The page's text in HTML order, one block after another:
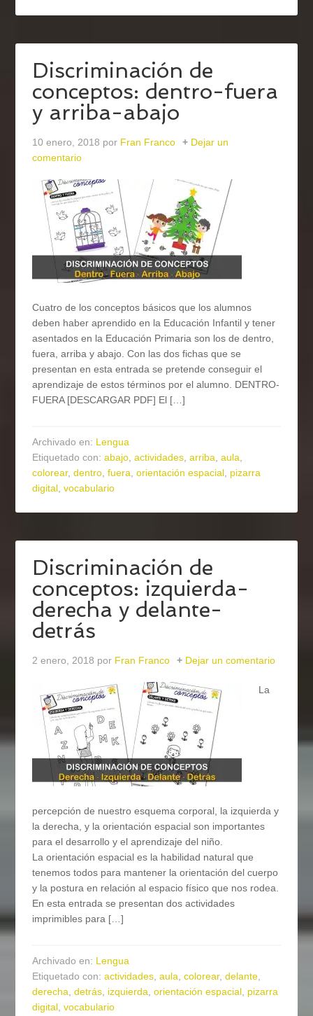
Discriminación de
conceptos: dentro-fuera
y arriba-abajo
10 enero, 2018 por Fran Franco
Dejar un
comentario
Cuatro de los conceptos básicos que los alumnos
deben haber aprendido en la Educación Infantil y tener
asentados en la Educación Primaria son los de dentro,
fuera, arriba y abajo. Con las dos fichas que se
presentan en esta entrada se pretende conseguir el
aprendizaje de estos términos por el alumno. DENTRO-
FUERA [DESCARGAR PDF] El […]
Archivado en: Lengua
Etiquetado con:abajo,actividades,arriba,aula,
colorear,dentro,fuera,orientación espacial, pizarra
digital,vocabulario
Discriminación de
conceptos: izquierda-
derecha y delante-
detrás
2 enero, 2018 por Fran Franco Dejar un comentario
La
percepción de nuestro esquema corporal, la izquierda y
la derecha, y la orientación espacial son importantes
para el desarrollo y el aprendizaje del niño.
La orientación espacial es la habilidad natural que
tenemos todos para mantener la orientación del cuerpo
y la postura en relación al espacio físico que nos rodea.
En esta entrada se presentan dos actividades
imprimibles para […]
Archivado en: Lengua
Etiquetado con:actividades,aula,colorear,delante,
derecha,detrás, izquierda,orientación espacial, pizarra
digital,vocabulario